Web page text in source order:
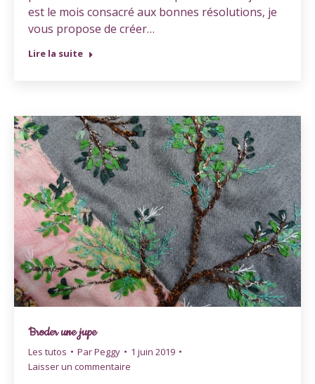
est le mois consacré aux bonnes résolutions, je
vous propose de créer…
Lire la suite
Broder une jupe
Les tutos ParPeggy
1 juin 2019
Laisser un commentaire